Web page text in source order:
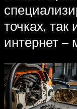
точках, так
интернет –